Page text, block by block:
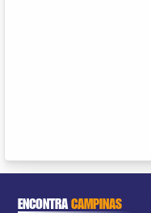
ENCONTRACAMPINAS